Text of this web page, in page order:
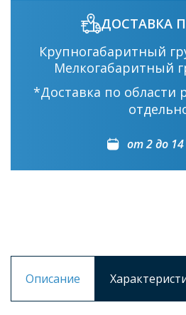
ДОСТАВКА
Крупногабаритный
Мелкогабаритный
*Доставка по области
от 2 до 14
Описание